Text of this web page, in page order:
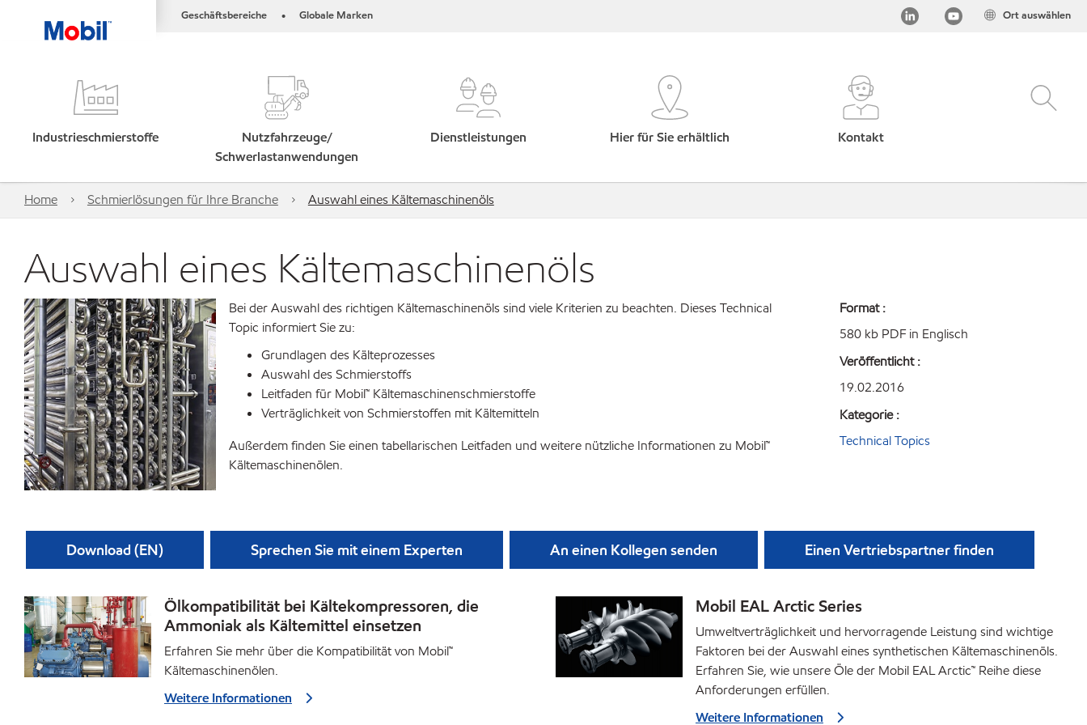
Geschäftsbereiche • Globale Marken Ort auswählen
Industrieschmierstoffe
Nutzfahrzeuge/
Schwerlastanwendungen
Dienstleistungen Hier für Sie erhältlich Kontakt
Home Schmierlösungen für Ihre Branche Auswahl eines Kältemaschinenöls
Auswahl eines Kältemaschinenöls
Bei der Auswahl des richtigen Kältemaschinenöls sind viele Kriterien zu beachten. Dieses Technical
Topic informiert Sie zu:
Grundlagen des Kälteprozesses
Auswahl des Schmierstoffs
Leitfaden für Mobil™ Kältemaschinenschmierstoffe
Verträglichkeit von Schmierstoffen mit Kältemitteln
Außerdem finden Sie einen tabellarischen Leitfaden und weitere nützliche Informationen zu Mobil™
Kältemaschinenölen.
Format :
580 kb PDF in Englisch
Veröffentlicht :
19.02.2016
Kategorie :
Technical Topics
Download (EN) Sprechen Sie mit einem Experten An einen Kollegen senden Einen Vertriebspartner finden
Ölkompatibilität bei Kältekompressoren, die
Ammoniak als Kältemittel einsetzen
Erfahren Sie mehr über die Kompatibilität von Mobil™
Kältemaschinenölen.
Weitere Informationen
Mobil EAL Arctic Series
Umweltverträglichkeit und hervorragende Leistung sind wichtige
Faktoren bei der Auswahl eines synthetischen Kältemaschinenöls.
Erfahren Sie, wie unsere Öle der Mobil EAL Arctic™ Reihe diese
Anforderungen erfüllen.
Weitere Informationen